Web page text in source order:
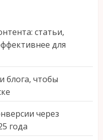
статьи,
для
блога, чтобы
через
года